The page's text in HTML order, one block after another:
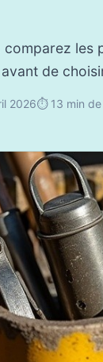
les
de
2026⏱️ 13 min